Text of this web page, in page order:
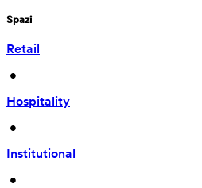
Spazi
Retail
•
Hospitality
•
Institutional
•